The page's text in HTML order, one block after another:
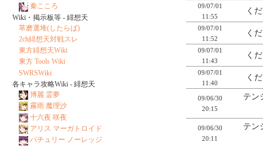
09/07/01
11:55
く
09/07/01
11:52
く
09/07/01
11:43
く
09/07/01
11:40
く
09/06/30
20:15
テン
09/06/30
20:11
テン
秦こころ
Wiki・掲示板等 - 緋想天
萃磨選堆(したらば)
2ch緋想天対戦スレ
東方緋想天Wiki
東方 Tools Wiki
SWRSWiki
各キャラ攻略Wiki - 緋想天
博麗 霊夢
霧雨 魔理沙
十六夜 咲夜
アリス マーガトロイド
パチュリー ノーレッジ